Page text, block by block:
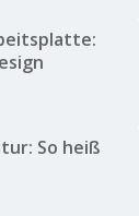
So heiß